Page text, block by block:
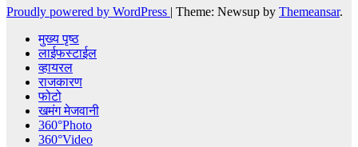
Proudly powered by WordPress | Theme: Newsup by Themeansar.
मुख्य पृष्ठ
लाईफस्टाईल
व्हायरल
राजकारण
फोटो
खमंग मेजवानी
360°Photo
360°Video